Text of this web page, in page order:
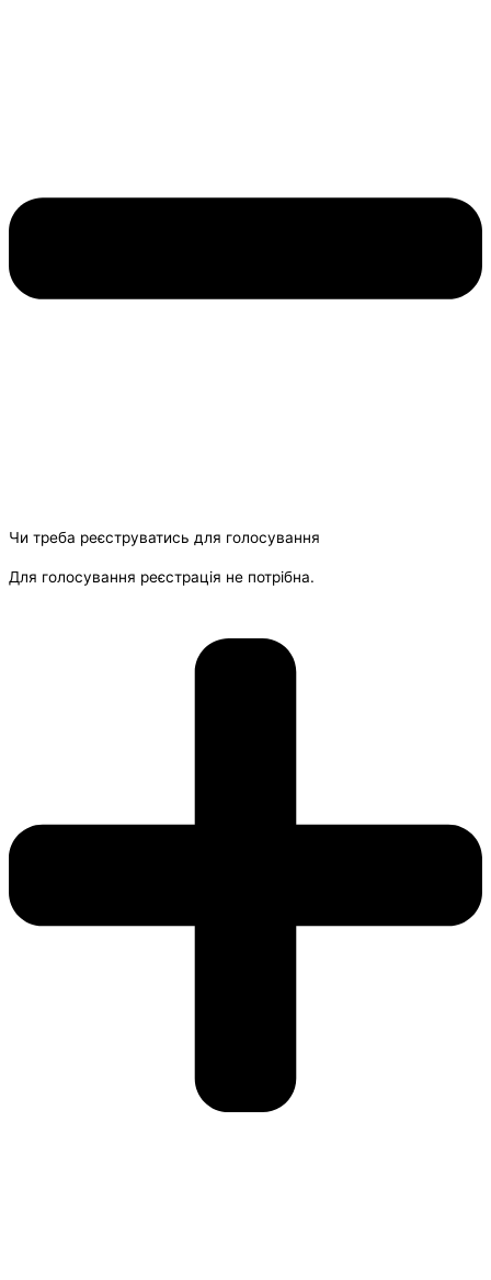
Чи треба реєструватись для голосування
Для голосування реєстрація не потрібна.